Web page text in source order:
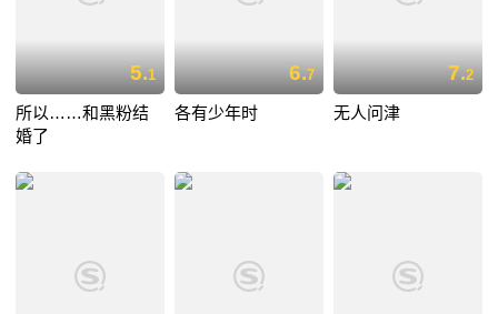
5.1
所以……和黑粉结
婚了
6.7
各有少年时
7.2
无人问津